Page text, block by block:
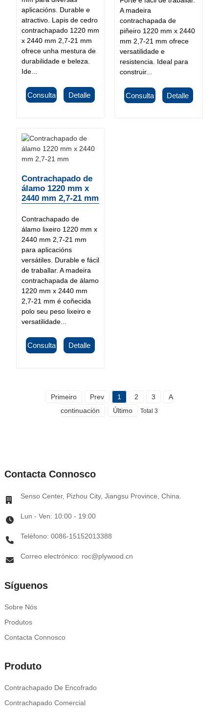
aplicacións. Durable e
atractivo. Lapis de cedro
contrachapado 1220 mm
x 2440 mm 2,7-21 mm
ofrece unha mestura de
durabilidade e beleza.
Ide...
Consulta Detalle
A madeira
contrachapada de
piñeiro 1220 mm x 2440
mm 2,7-21 mm ofrece
versatilidade e
resistencia. Ideal para
construir...
Consulta Detalle
Contrachapado de
álamo 1220 mm x
2440 mm 2,7-21 mm
Contrachapado de
álamo lixeiro 1220 mm x
2440 mm 2,7-21 mm
para aplicacións
versátiles. Durable e fácil
de traballar. A madeira
contrachapada de álamo
1220 mm x 2440 mm
2,7-21 mm é coñecida
polo seu peso lixeiro e
versatilidade...
Consulta Detalle
Primeiro Prev 1 2 3
A
continuación
Último Total 3
Contacta Connosco
Senso Center, Pizhou City, Jiangsu Province, China.
Lun - Ven: 10:00 - 19:00
Teléfono: 0086-15152013388
Correo electrónico: roc@plywood.cn
Síguenos
Sobre Nós
Produtos
Contacta Connosco
Produto
Contrachapado De Encofrado
Contrachapado Comercial